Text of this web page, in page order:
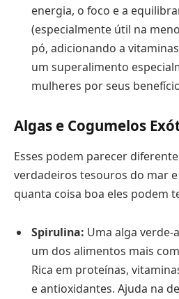
energia, o foco e a
(especialmente útil na
pó, adicionando a
um superalimento
mulheres por seus
Algas e Cogumelos
Esses podem parecer
verdadeiros tesouros do mar
quanta coisa boa eles podem
Spirulina: Uma alga verde-
um dos alimentos mais
Rica em proteínas,
e antioxidantes. Ajuda na